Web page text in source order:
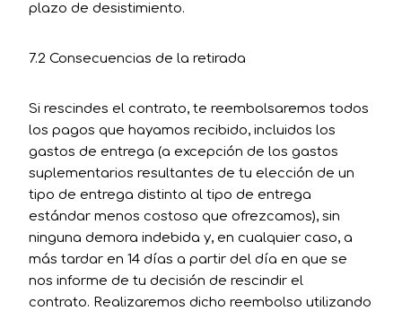
plazo de desistimiento.
7.2 Consecuencias de la retirada
Si rescindes el contrato, te reembolsaremos todos
los pagos que hayamos recibido, incluidos los
gastos de entrega (a excepción de los gastos
suplementarios resultantes de tu elección de un
tipo de entrega distinto al tipo de entrega
estándar menos costoso que ofrezcamos), sin
ninguna demora indebida y, en cualquier caso, a
más tardar en 14 días a partir del día en que se
nos informe de tu decisión de rescindir el
contrato. Realizaremos dicho reembolso utilizando